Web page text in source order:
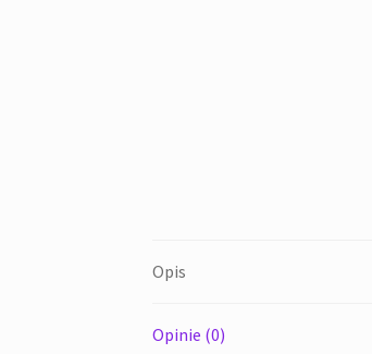
Opis
Opinie (0)